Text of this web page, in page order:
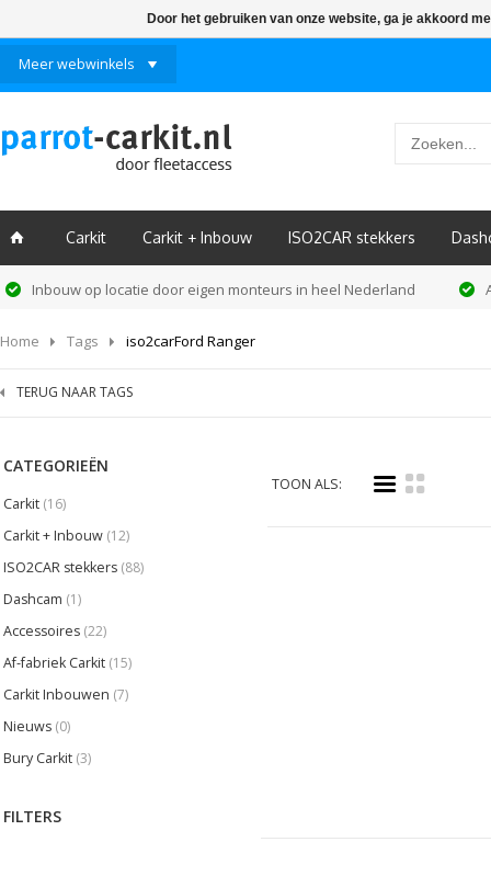
Meer webwinkels
ï Carkit Carkit + Inbouw ISO2CAR stekkers
Inbouw op locatie door eigen monteurs in heel Nederland
Home Tags iso2carFord Ranger
TERUG NAAR TAGS
CATEGORIEËN
Carkit (16)
Carkit + Inbouw (12)
ISO2CAR stekkers (88)
Dashcam (1)
Accessoires (22)
Af-fabriek Carkit (15)
Carkit Inbouwen (7)
Nieuws (0)
Bury Carkit (3)
FILTERS
TOON ALS: i k
Door het gebruiken van onze website, ga je akkoord